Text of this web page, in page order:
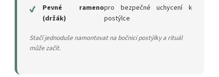
✔
Pevné rameno
(držák)
pro bezpečné uchycení k
postýlce
Stačí jednoduše namontovat na bočnici postýlky a rituál
může začít.